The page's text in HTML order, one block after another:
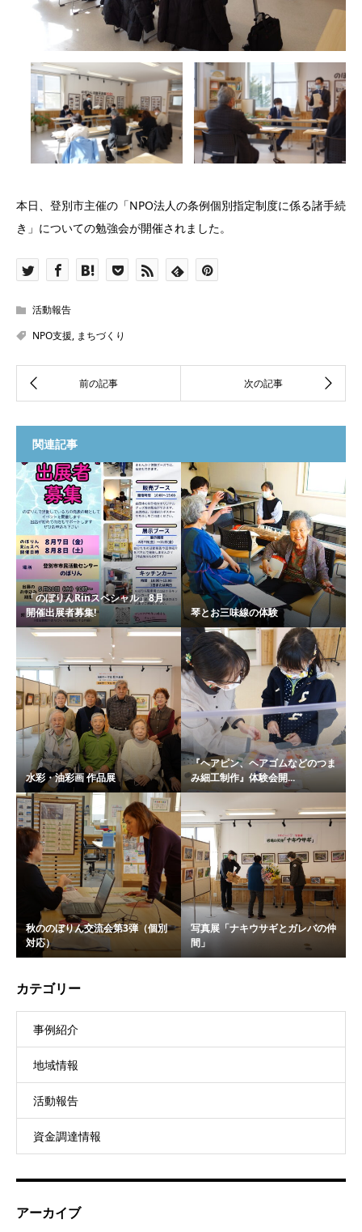
本日、登別市主催の「NPO法人の条例個別指定制度に係る諸手続
き」についての勉強会が開催されました。
活動報告
NPO支援, まちづくり
関連記事
「のぼりんRinスペシャル」8月
開催出展者募集!
琴とお三味線の体験
水彩・油彩画 作品展
『ヘアピン、ヘアゴムなどのつま
み細工制作』体験会開...
秋ののぼりん交流会第3弾（個別
対応）
写真展「ナキウサギとガレバの仲
間」
カテゴリー
事例紹介
地域情報
活動報告
資金調達情報
アーカイブ